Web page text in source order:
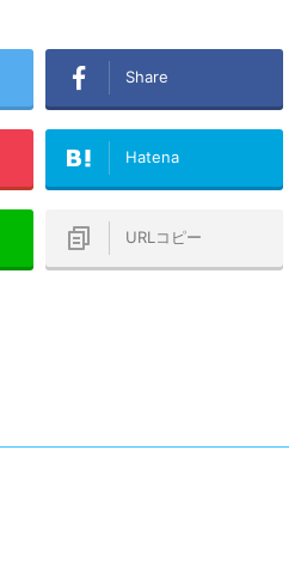
Share
Hatena
URLコピー